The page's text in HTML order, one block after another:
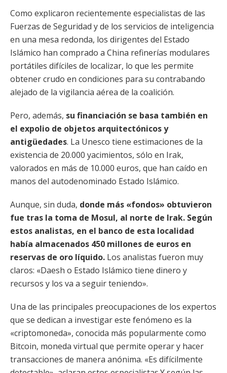
Como explicaron recientemente especialistas de las
Fuerzas de Seguridad y de los servicios de inteligencia
en una mesa redonda, los dirigentes del Estado
Islámico han comprado a China refinerías modulares
portátiles difíciles de localizar, lo que les permite
obtener crudo en condiciones para su contrabando
alejado de la vigilancia aérea de la coalición.
Pero, además, su financiación se basa también en
el expolio de objetos arquitectónicos y
antigüedades. La Unesco tiene estimaciones de la
existencia de 20.000 yacimientos, sólo en Irak,
valorados en más de 10.000 euros, que han caído en
manos del autodenominado Estado Islámico.
Aunque, sin duda, donde más «fondos» obtuvieron
fue tras la toma de Mosul, al norte de Irak. Según
estos analistas, en el banco de esta localidad
había almacenados 450 millones de euros en
reservas de oro líquido. Los analistas fueron muy
claros: «Daesh o Estado Islámico tiene dinero y
recursos y los va a seguir teniendo».
Una de las principales preocupaciones de los expertos
que se dedican a investigar este fenómeno es la
«criptomoneda», conocida más popularmente como
Bitcoin, moneda virtual que permite operar y hacer
transacciones de manera anónima. «Es difícilmente